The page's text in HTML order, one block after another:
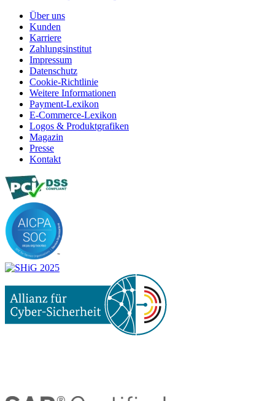
Über uns
Kunden
Karriere
Zahlungsinstitut
Impressum
Datenschutz
Cookie-Richtlinie
Weitere Informationen
Payment-Lexikon
E-Commerce-Lexikon
Logos & Produktgrafiken
Magazin
Presse
Kontakt